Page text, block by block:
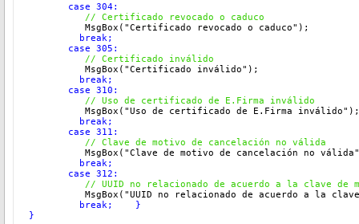
       case 304:
  //
Certificado revocado o caduco
          MsgBox("Certificado revocado o caduco"
);
         break;
       case 305:
  //
Certificado inválido
          MsgBox("Certificado inválido"
);
         break;
       case 310:
  //
Uso de certificado de E.Firma inválido
          MsgBox("Uso de certificado de E.Firma inválido"
);
         break;
       case 311:
  //
Clave de motivo de cancelación no válida
          MsgBox("Clave de motivo de cancelación no válida"
         break;
       case 312:
  //
UUID no relacionado de acuerdo a la clave de
MsgBox("UUID no relacionado de acuerdo a la
         break;
    }
}